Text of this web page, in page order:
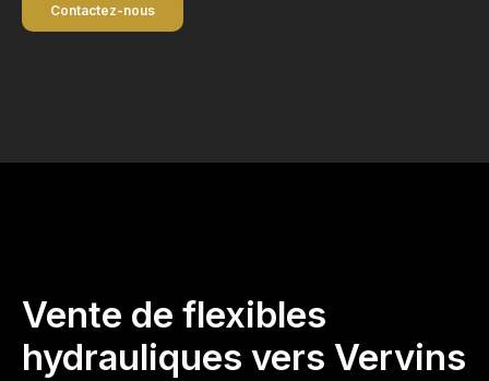
Contactez-nous
Vente de flexibles
hydrauliques vers Vervins